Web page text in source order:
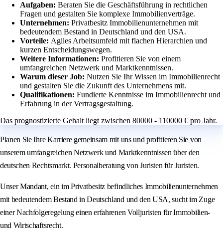
Aufgaben: Beraten Sie die Geschäftsführung in rechtlichen
Fragen und gestalten Sie komplexe Immobilienverträge.
Unternehmen: Privatbesitz Immobilienunternehmen mit
bedeutendem Bestand in Deutschland und den USA.
Vorteile: Agiles Arbeitsumfeld mit flachen Hierarchien und
kurzen Entscheidungswegen.
Weitere Informationen: Profitieren Sie von einem
umfangreichen Netzwerk und Marktkenntnissen.
Warum dieser Job: Nutzen Sie Ihr Wissen im Immobilienrecht
und gestalten Sie die Zukunft des Unternehmens mit.
Qualifikationen: Fundierte Kenntnisse im Immobilienrecht und
Erfahrung in der Vertragsgestaltung.
Das prognostizierte Gehalt liegt zwischen 80000 - 110000 € pro Jahr.
Planen Sie Ihre Karriere gemeinsam mit uns und profitieren Sie von
unserem umfangreichen Netzwerk und Marktkenntnissen über den
deutschen Rechtsmarkt. Personalberatung von Juristen für Juristen.
Unser Mandant, ein im Privatbesitz befindliches Immobilienunternehmen
mit bedeutendem Bestand in Deutschland und den USA, sucht im Zuge
einer Nachfolgeregelung einen erfahrenen Volljuristen für Immobilien-
und Wirtschaftsrecht.